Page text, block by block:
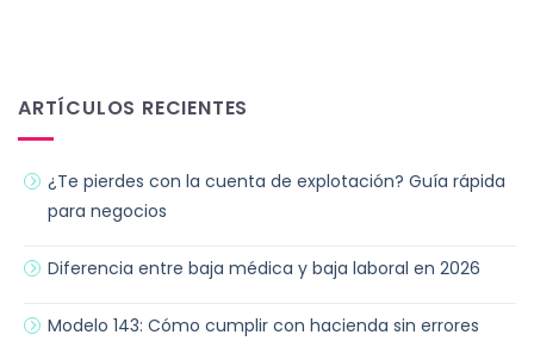
ARTÍCULOS RECIENTES
¿Te pierdes con la cuenta de explotación? Guía rápida
para negocios
Diferencia entre baja médica y baja laboral en 2026
Modelo 143: Cómo cumplir con hacienda sin errores